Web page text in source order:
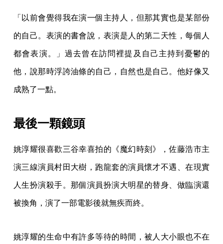
「以前會覺得我在演一個主持人，但那其實也是某部份
的自己。表演的書會說，表演是人的第二天性，每個人
都會表演。」過去曾在訪問裡提及自己主持到憂鬱的
他，說那時浮誇油條的自己，自然也是自己。他好像又
成熟了一點。
最後一顆鏡頭
姚淳耀很喜歡三谷幸喜拍的《魔幻時刻》，佐藤浩市主
演三線演員村田大樹，跑龍套的演員懷才不遇、在現實
人生扮演殺手。那個演員扮演大明星的替身、做臨演還
被換角，演了一部電影後就無疾而終。
姚淳耀的生命中有許多等待的時間，被人大小眼也不在